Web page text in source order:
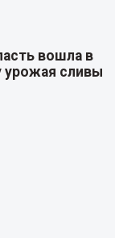
вошла в
урожая сливы